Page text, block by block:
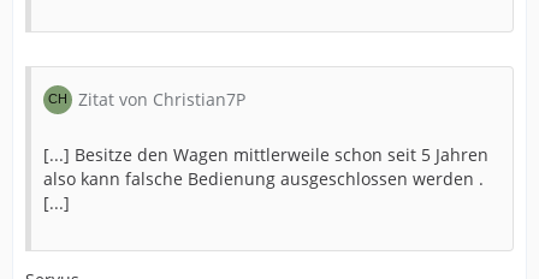
Zitat von Christian7P
[...] Besitze den Wagen mittlerweile schon seit 5 Jahren
also kann falsche Bedienung ausgeschlossen werden .
[...]